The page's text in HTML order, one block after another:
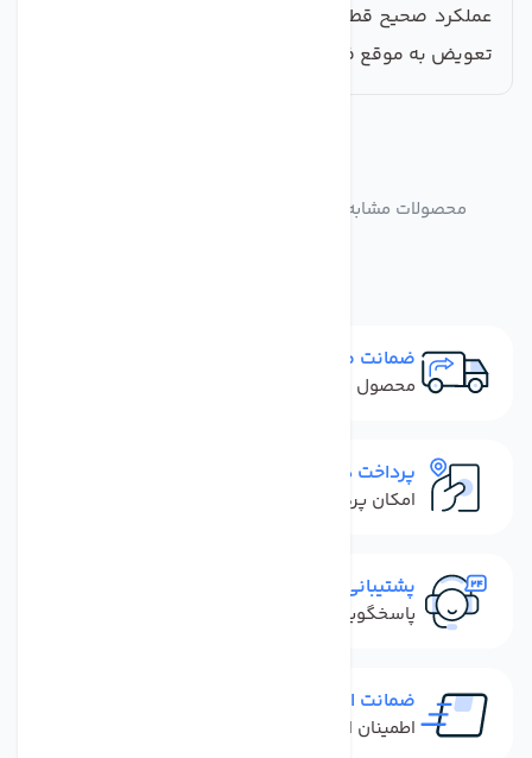
عملکرد صحیح قطعات ساید بروز مشکل می کند.پس در
تعویض به موقع فیلتر ها دقت داشته باشید.
محصولات مشابه فیلتر یخچال سامسونگ مدل موشکی
ضمانت مرجوعی
محصول نباید آسیب دیده باشد
پرداخت در محل
امکان پرداخت کل فاکتور در محل
پشتیبانی سریع
پاسخگویی سریع به تماس‌ها و پیام‌ها
ضمانت اصل بودن کالا
اطمینان از خرید کالای اورجینال